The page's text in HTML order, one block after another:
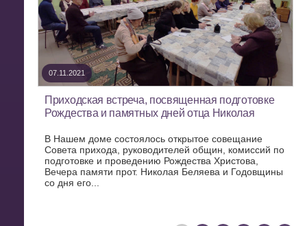
07.11.2021
Приходская встреча, посвященная подготовке
Рождества и памятных дней отца Николая
В Нашем доме состоялось открытое совещание
Совета прихода, руководителей общин, комиссий по
подготовке и проведению Рождества Христова,
Вечера памяти прот. Николая Беляева и Годовщины
со дня его...